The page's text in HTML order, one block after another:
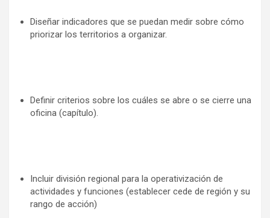
Diseñar indicadores que se puedan medir sobre cómo
priorizar los territorios a organizar.
Definir criterios sobre los cuáles se abre o se cierre una
oficina (capítulo).
Incluir división regional para la operativización de
actividades y funciones (establecer cede de región y su
rango de acción)